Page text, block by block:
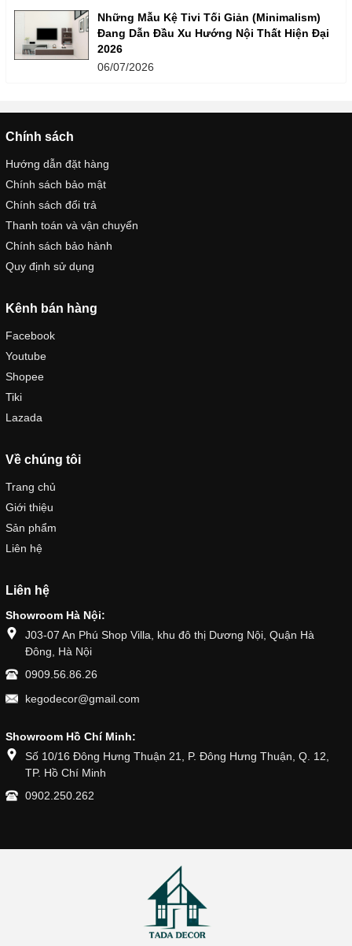
Những Mẫu Kệ Tivi Tối Giản (Minimalism)
Đang Dẫn Đầu Xu Hướng Nội Thất Hiện Đại
2026
06/07/2026
Chính sách
Hướng dẫn đặt hàng
Chính sách bảo mật
Chính sách đổi trả
Thanh toán và vận chuyển
Chính sách bảo hành
Quy định sử dụng
Kênh bán hàng
Facebook
Youtube
Shopee
Tiki
Lazada
Về chúng tôi
Trang chủ
Giới thiệu
Sản phẩm
Liên hệ
Liên hệ
Showroom Hà Nội:
J03-07 An Phú Shop Villa, khu đô thị Dương Nội, Quận Hà
Đông, Hà Nội
0909.56.86.26
kegodecor@gmail.com
Showroom Hồ Chí Minh:
Số 10/16 Đông Hưng Thuận 21, P. Đông Hưng Thuận, Q. 12,
TP. Hồ Chí Minh
0902.250.262